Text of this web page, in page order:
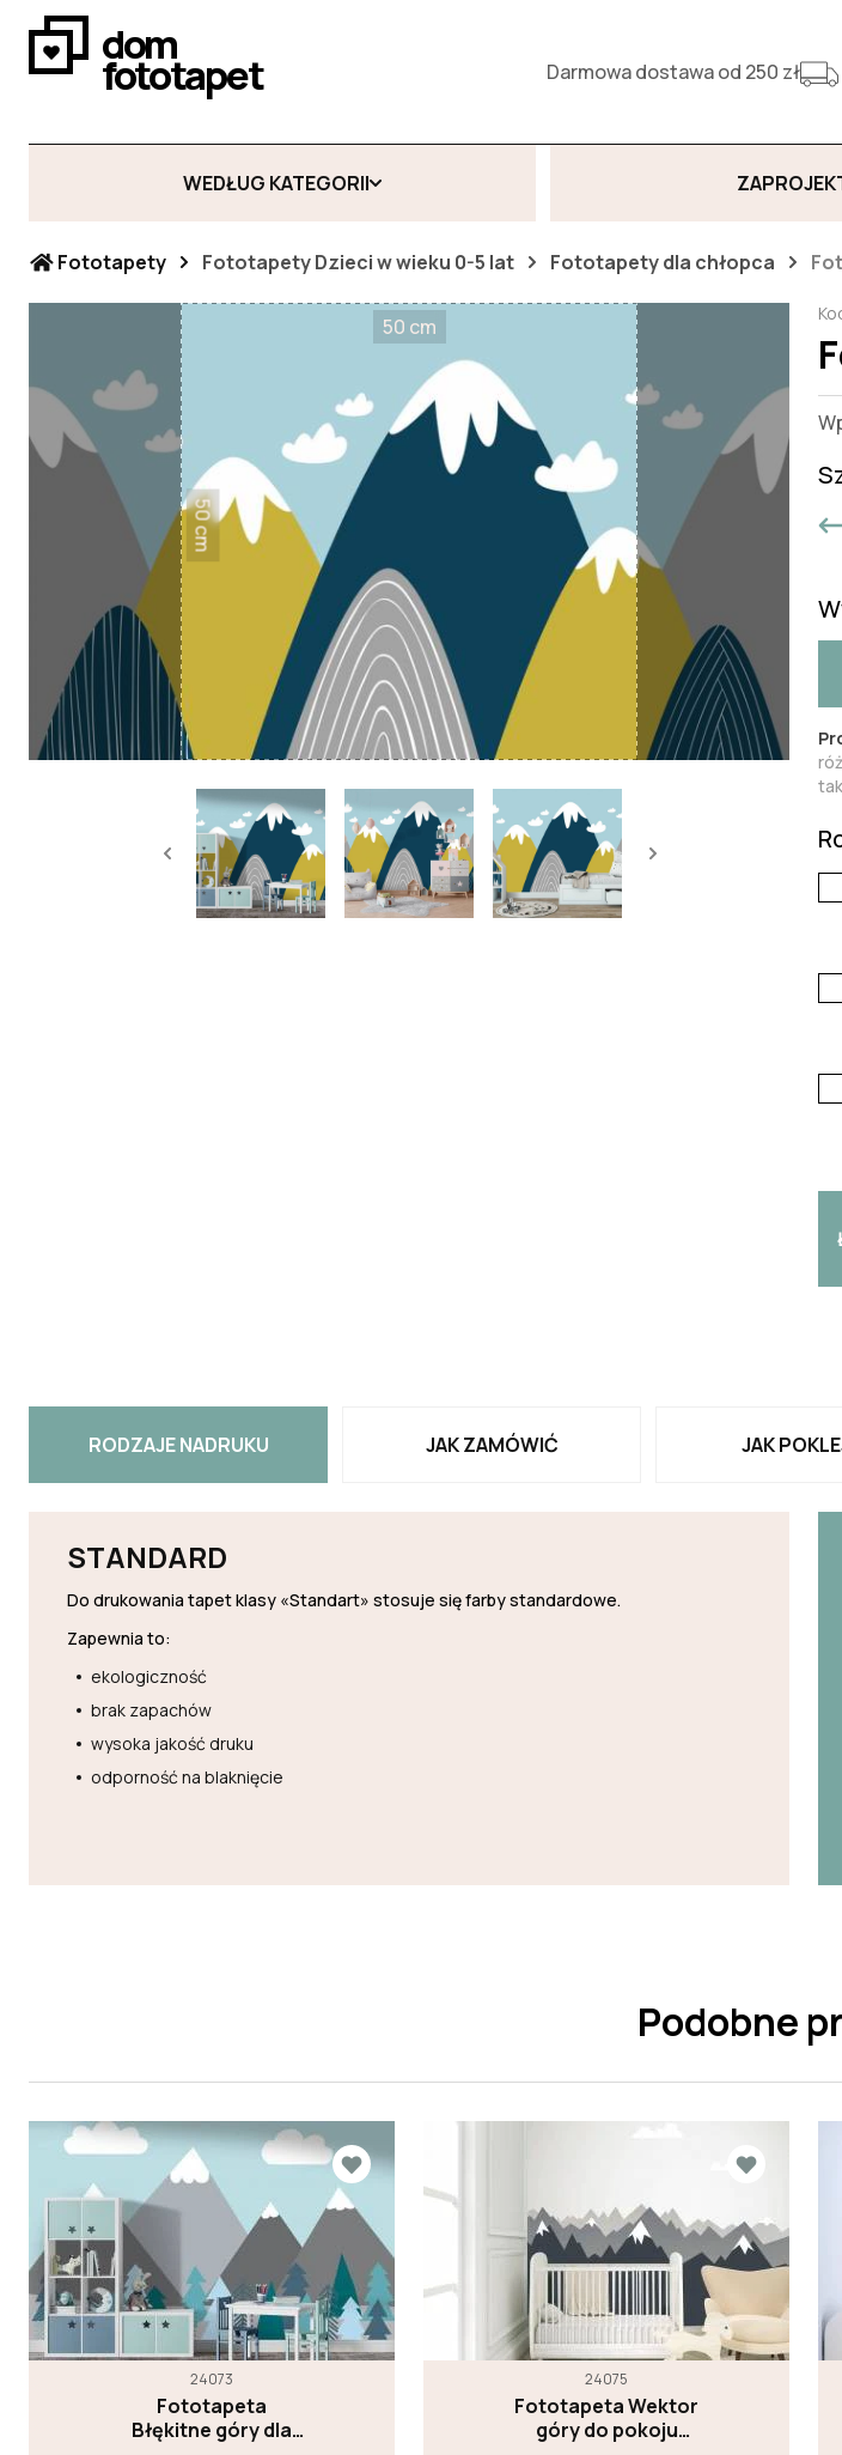
dom
fototapet Darmowa dostawa od 250 zł
WEDŁUG KATEGORII
Fototapety Fototapety Dzieci w wieku 0-5 lat Fototapety dla chłopca
50 cm
50 cm
RODZAJE NADRUKU JAK ZAMÓWIĆ JAK
STANDARD
Do drukowania tapet klasy «Standart» stosuje się farby standardowe.
Zapewnia to:
ekologiczność
brak zapachów
wysoka jakość druku
odporność na blaknięcie
Podobne
24073
Fototapeta
Błękitne góry dla
24075
Fototapeta Wektor
góry do pokoju